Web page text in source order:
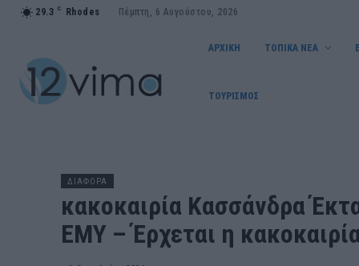
29.3 C Rhodes Πέμπτη, 6 Αυγούστου, 2026
ΑΡΧΙΚΗ ΤΟΠΙΚΑ ΝΕΑ
ΤΟΥΡΙΣΜΟΣ
ΔΙΑΦΟΡΑ
κακοκαιρία Κασσάνδρα
ΕΜΥ – Έρχεται η